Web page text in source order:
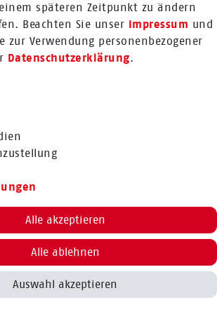
späteren Zeitpunkt zu ändern
Beachten Sie unser Impressum und
zur Verwendung personenbezogener
Daten­schutz­erklärung.
Alle akzeptieren
Alle ablehnen
Auswahl akzeptieren
®
BACK TO TOP